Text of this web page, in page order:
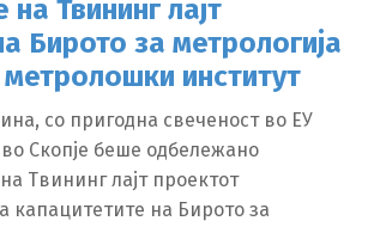
Твининг лајт
Бирото за метрологија
институт
со пригодна свеченост во ЕУ
Скопје беше одбележано
Твининг лајт проектот
капацитетите на Бирото за